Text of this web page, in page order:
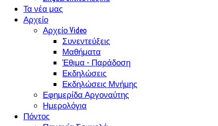
Τα νέα μας
Αρχείο
Αρχείο Video
Συνεντεύξεις
Μαθήματα
Έθιμα - Παράδοση
Εκδηλώσεις
Εκδηλώσεις Μνήμης
Εφημερίδα Αργοναύτης
Ημερολόγια
Πόντος